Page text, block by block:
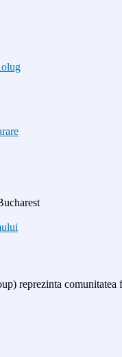
reprezinta